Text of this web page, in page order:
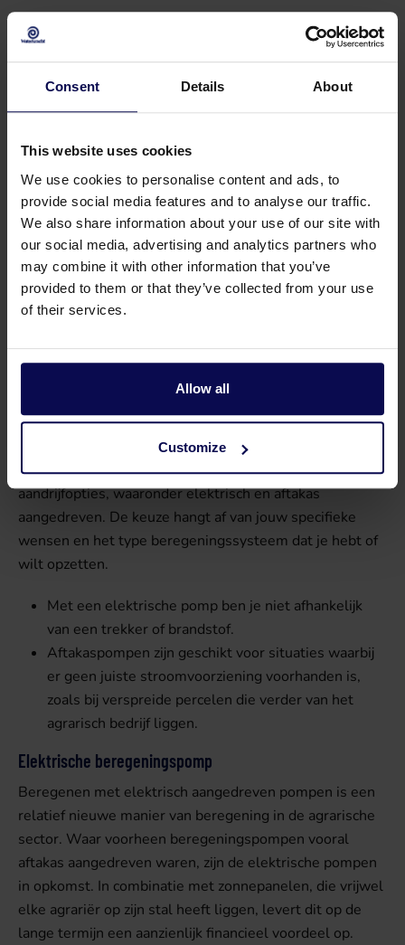
Consent Details About
This website uses cookies
We use cookies to personalise content and ads, to
provide social media features and to analyse our traffic.
We also share information about your use of our site with
our social media, advertising and analytics partners who
may combine it with other information that you’ve
provided to them or that they’ve collected from your use
of their services.
Allow all
Customize
Bij agrarische beregening denken wij aan het bevloeien
van gewassen in het droge seizoen, maar ook aan
elke soort beregening in de landbouw hebben wij een
beregeningspomp of een aftakas beregeningspomp voor
Kies de pomp met de juiste wateropbrengst en
opvoerhoogte
Belangrijk bij de keuze van een beregeningspomp is de
wateropbrengst en opvoerhoogte. De pompen van
Waterkracht stem je eenvoudig af op het te beregenen
oppervlak, de sproeiers en/of het sproeikanon. De druk
en wateropbrengst bepalen uiteindelijk de hoeveelheid
water en de te behalen reikwijdte.
Onze beregeningspompen zijn beschikbaar in diverse
aandrijfopties, waaronder elektrisch en aftakas
aangedreven. De keuze hangt af van jouw specifieke
wensen en het type beregeningssysteem dat je hebt of
wilt opzetten.
Met een elektrische pomp ben je niet afhankelijk
van een trekker of brandstof.
Aftakaspompen zijn geschikt voor situaties waarbij
er geen juiste stroomvoorziening voorhanden is,
zoals bij verspreide percelen die verder van het
agrarisch bedrijf liggen.
Elektrische beregeningspomp
Beregenen met elektrisch aangedreven pompen is een
relatief nieuwe manier van beregening in de agrarische
sector. Waar voorheen beregeningspompen vooral
aftakas aangedreven waren, zijn de elektrische pompen
in opkomst. In combinatie met zonnepanelen, die vrijwel
elke agrariër op zijn stal heeft liggen, levert dit op de
lange termijn een aanzienlijk financieel voordeel op.